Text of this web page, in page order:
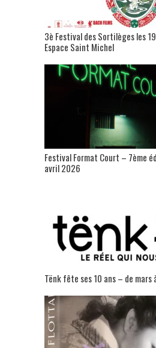
3è Festival des Sortilèges les
Espace Saint Michel
Festival Format Court – 7ème
avril 2026
Tënk fête ses 10 ans – de mars